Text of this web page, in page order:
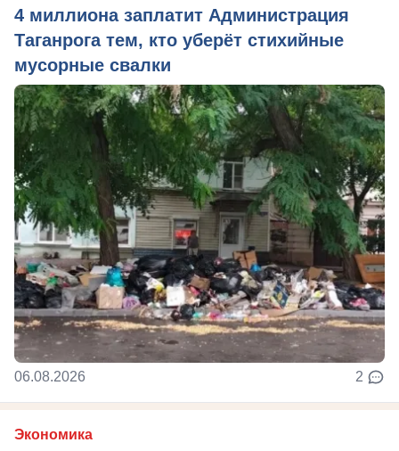
4 миллиона заплатит Администрация
Таганрога тем, кто уберёт стихийные
мусорные свалки
06.08.2026 2
Экономика